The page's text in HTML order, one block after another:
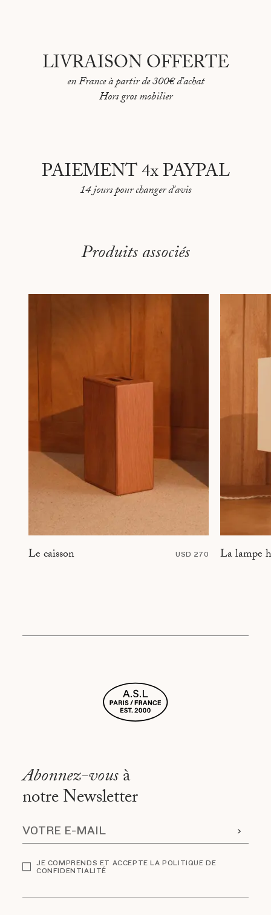
LIVRAISON OFFERTE
en France à partir de 300€ d'achat
Hors gros mobilier
PAIEMENT 4x PAYPAL
14 jours pour changer d'avis
Produits associés
Le caisson USD 270 La lampe
Abonnez-vousà
notre Newsletter
JE COMPRENDS ET ACCEPTE LA POLITIQUE DE
CONFIDENTIALITÉ